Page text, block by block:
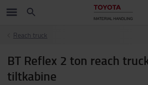
Reach truck
BT Reflex 2 ton reach
tiltkabine